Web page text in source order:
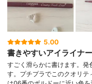
5.00
書きやすいアイライナー
すごく滑らかに書けます。
す。プチプラでこのクオリテ